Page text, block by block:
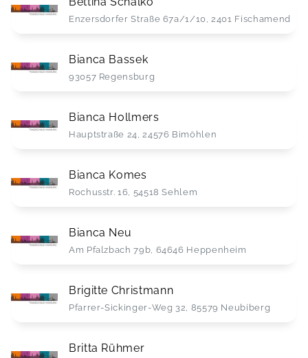
Enzersdorfer Straße 67a/1/10, 2401 Fischamend
Bianca Bassek
93057 Regensburg
Bianca Hollmers
Hauptstraße 24, 24576 Bimöhlen
Bianca Komes
Rochusstr. 16, 54518 Sehlem
Bianca Neu
Am Pfalzbach 79b, 64646 Heppenheim
Brigitte Christmann
Pfarrer-Sickinger-Weg 32, 85579 Neubiberg
Britta Rühmer